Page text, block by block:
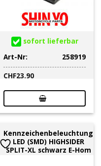
sofort lieferbar
Art-Nr:
258919
CHF23.90
Kennzeichenbeleuchtung
LED (SMD) HIGHSIDER
SPLIT-XL schwarz E-Hom